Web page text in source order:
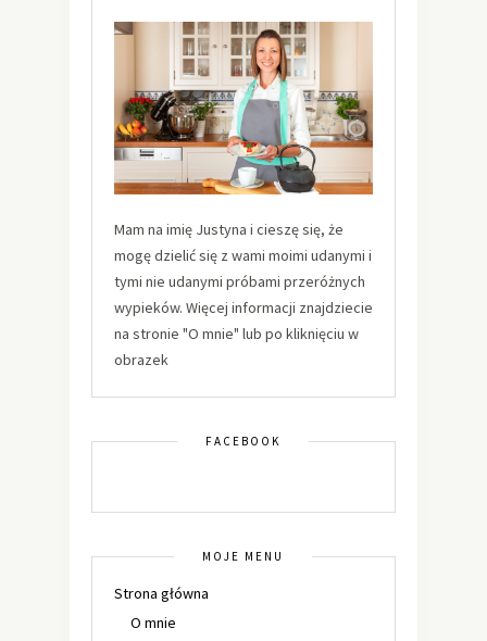
Mam na imię Justyna i cieszę się, że
mogę dzielić się z wami moimi udanymi i
tymi nie udanymi próbami przeróżnych
wypieków. Więcej informacji znajdziecie
na stronie "O mnie" lub po kliknięciu w
obrazek
FACEBOOK
MOJE MENU
Strona główna
O mnie